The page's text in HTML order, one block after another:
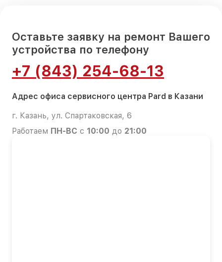
Оставьте заявку на ремонт Вашего
устройства по телефону
+7 (843) 254-68-13
Адрес офиса сервисного центра Pard в Казани
г. Казань, ул. Спартаковская, 6
Работаем ПН-ВС с 10:00 до 21:00